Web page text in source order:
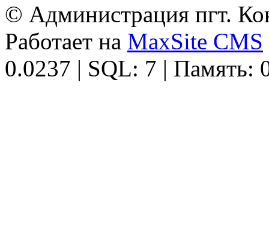
© Администрация пгт.
Работает на MaxSite CMS
0.0237 | SQL: 7 | Память: